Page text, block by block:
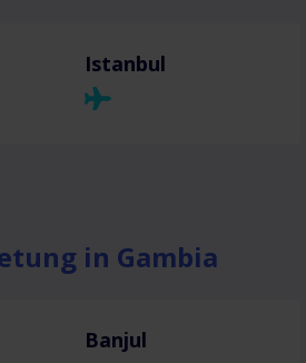
Istanbul
in Gambia
Banjul